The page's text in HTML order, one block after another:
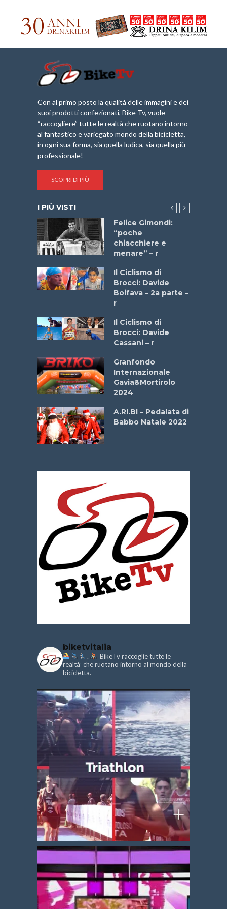
Con al primo posto la qualità delle immagini e dei
suoi prodotti confezionati, Bike Tv, vuole
“raccogliere” tutte le realtà che ruotano intorno
al fantastico e variegato mondo della bicicletta,
in ogni sua forma, sia quella ludica, sia quella più
professionale!
SCOPRI DI PIÙ
I PIÙ VISTI
Felice Gimondi:
“poche
chiacchiere e
menare” – r
Il Ciclismo di
Brocci: Davide
Boifava – 2a parte –
r
Il Ciclismo di
Brocci: Davide
Cassani – r
Granfondo
Internazionale
Gavia&Mortirolo
2024
A.RI.BI – Pedalata di
Babbo Natale 2022
biketvitalia
.
BikeTv raccoglie tutte le
realtà’ che ruotano intorno al mondo della
bicicletta.